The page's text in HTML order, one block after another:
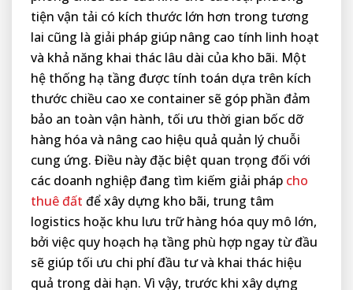
tiện vận tải có kích thước lớn hơn trong tương
lai cũng là giải pháp giúp nâng cao tính linh hoạt
và khả năng khai thác lâu dài của kho bãi. Một
hệ thống hạ tầng được tính toán dựa trên kích
thước chiều cao xe container sẽ góp phần đảm
bảo an toàn vận hành, tối ưu thời gian bốc dỡ
hàng hóa và nâng cao hiệu quả quản lý chuỗi
cung ứng. Điều này đặc biệt quan trọng đối với
các doanh nghiệp đang tìm kiếm giải pháp cho
thuê đất để xây dựng kho bãi, trung tâm
logistics hoặc khu lưu trữ hàng hóa quy mô lớn,
bởi việc quy hoạch hạ tầng phù hợp ngay từ đầu
sẽ giúp tối ưu chi phí đầu tư và khai thác hiệu
quả trong dài hạn. Vì vậy, trước khi xây dựng